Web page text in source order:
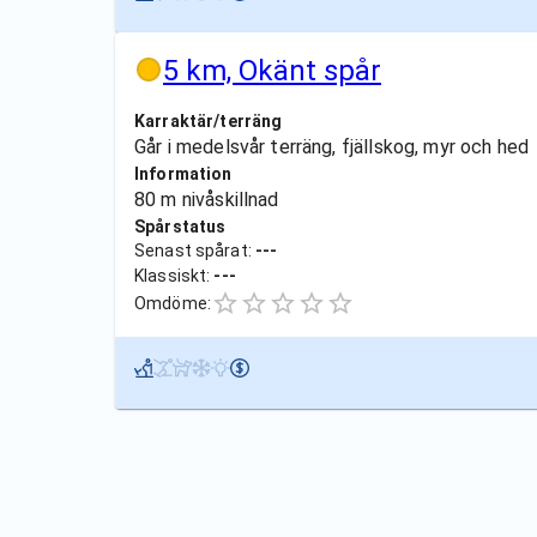
5 km, Okänt spår
Karraktär/terräng
Går i medelsvår terräng, fjällskog, myr och hed
Information
80 m nivåskillnad
Spårstatus
Senast spårat: ---
Klassiskt: ---
Omdöme: